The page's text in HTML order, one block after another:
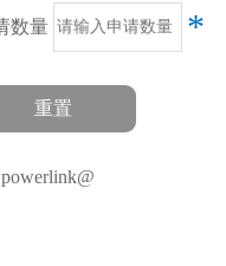
数量 *
重置